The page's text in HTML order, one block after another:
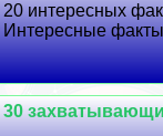
20 интересных
Интересные
30